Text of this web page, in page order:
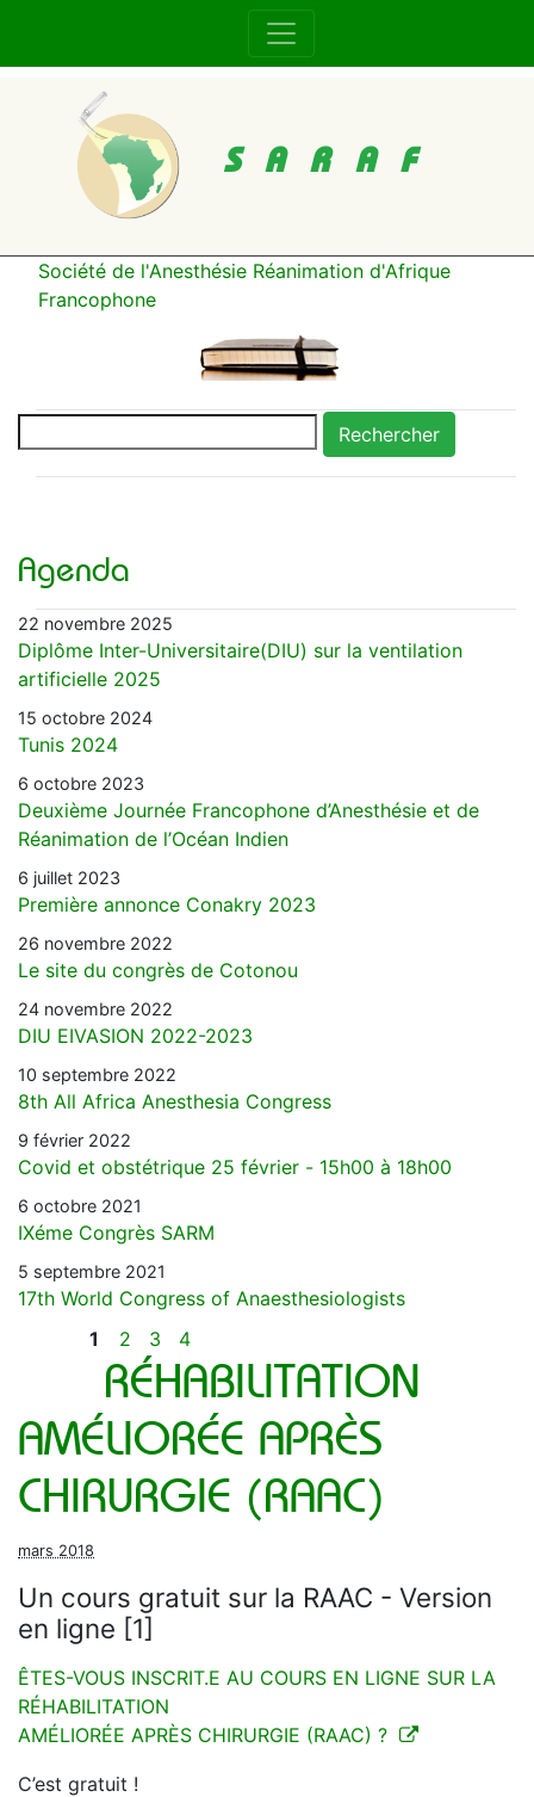
SARAF
Société de l'Anesthésie Réanimation d'Afrique
Francophone
Rechercher
Agenda
22 novembre 2025
Diplôme Inter-Universitaire(DIU) sur la ventilation
artificielle 2025
15 octobre 2024
Tunis 2024
6 octobre 2023
Deuxième Journée Francophone d’Anesthésie et de
Réanimation de l’Océan Indien
6 juillet 2023
Première annonce Conakry 2023
26 novembre 2022
Le site du congrès de Cotonou
24 novembre 2022
DIU EIVASION 2022-2023
10 septembre 2022
8th All Africa Anesthesia Congress
9 février 2022
Covid et obstétrique 25 février - 15h00 à 18h00
6 octobre 2021
IXéme Congrès SARM
5 septembre 2021
17th World Congress of Anaesthesiologists
1
2 3 4
RÉHABILITATION
AMÉLIORÉE APRÈS
CHIRURGIE (RAAC)
mars 2018
Un cours gratuit sur la RAAC - Version
en ligne [1]
ÊTES-VOUS INSCRIT.E AU COURS EN LIGNE SUR LA
RÉHABILITATION
AMÉLIORÉE APRÈS CHIRURGIE (RAAC) ?
C’est gratuit !